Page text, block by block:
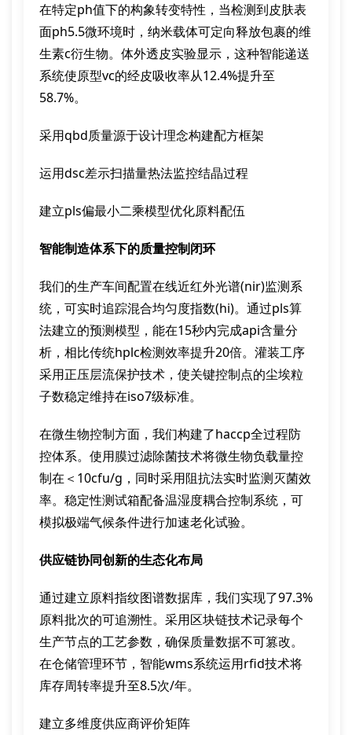
在特定ph值下的构象转变特性，当检测到皮肤表
面ph5.5微环境时，纳米载体可定向释放包裹的维
生素c衍生物。体外透皮实验显示，这种智能递送
系统使原型vc的经皮吸收率从12.4%提升至
58.7%。
采用qbd质量源于设计理念构建配方框架
运用dsc差示扫描量热法监控结晶过程
建立pls偏最小二乘模型优化原料配伍
智能制造体系下的质量控制闭环
我们的生产车间配置在线近红外光谱(nir)监测系
统，可实时追踪混合均匀度指数(hi)。通过pls算
法建立的预测模型，能在15秒内完成api含量分
析，相比传统hplc检测效率提升20倍。灌装工序
采用正压层流保护技术，使关键控制点的尘埃粒
子数稳定维持在iso7级标准。
在微生物控制方面，我们构建了haccp全过程防
控体系。使用膜过滤除菌技术将微生物负载量控
制在＜10cfu/g，同时采用阻抗法实时监测灭菌效
率。稳定性测试箱配备温湿度耦合控制系统，可
模拟极端气候条件进行加速老化试验。
供应链协同创新的生态化布局
通过建立原料指纹图谱数据库，我们实现了97.3%
原料批次的可追溯性。采用区块链技术记录每个
生产节点的工艺参数，确保质量数据不可篡改。
在仓储管理环节，智能wms系统运用rfid技术将
库存周转率提升至8.5次/年。
建立多维度供应商评价矩阵